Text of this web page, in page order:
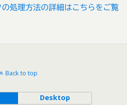
の処理方法の詳細はこちらをご覧
Back to top
Desktop